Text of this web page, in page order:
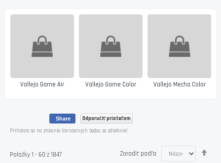
Vallejo Game Air Vallejo Game Color Vallejo Mecha Color
Share
Odporučiť priateľom
Prihláste sa na získanie Vernostných bodov za zdieľanie!
Položky1 - 60 z1847 Zoradiť podľa